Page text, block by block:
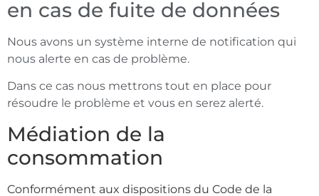
en cas de fuite de données
Nous avons un système interne de notification qui
nous alerte en cas de problème.
Dans ce cas nous mettrons tout en place pour
résoudre le problème et vous en serez alerté.
Médiation de la
consommation
Conformément aux dispositions du Code de la